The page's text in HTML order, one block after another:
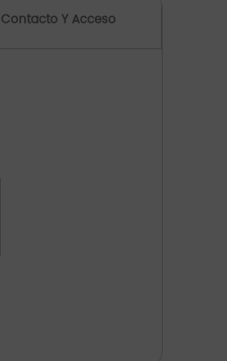
Contacto Y Acceso